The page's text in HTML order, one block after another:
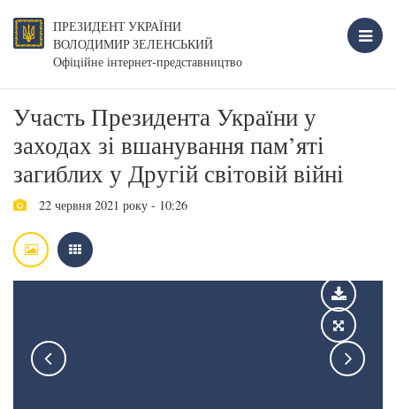
ПРЕЗИДЕНТ УКРАЇНИ
ВОЛОДИМИР ЗЕЛЕНСЬКИЙ
Офіційне інтернет-представництво
Участь Президента України у
заходах зі вшанування пам’яті
загиблих у Другій світовій війні
22 червня 2021 року - 10:26